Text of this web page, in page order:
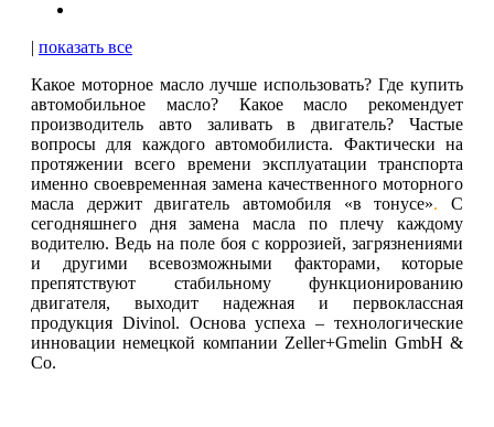
| показать все
Какое моторное масло лучше использовать? Где купить
автомобильное масло? Какое масло рекомендует
производитель авто заливать в двигатель? Частые
вопросы для каждого автомобилиста. Фактически на
протяжении всего времени эксплуатации транспорта
именно своевременная замена качественного моторного
масла держит двигатель автомобиля «в тонусе». С
сегодняшнего дня замена масла по плечу каждому
водителю. Ведь на поле боя с коррозией, загрязнениями
и другими всевозможными факторами, которые
препятствуют стабильному функционированию
двигателя, выходит надежная и первоклассная
продукция Divinol. Основа успеха – технологические
инновации немецкой компании Zeller+Gmelin GmbH &
Co.